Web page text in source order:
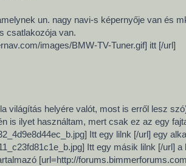
un. nagy navi-s képernyője van és
csatlakozója van.
images/BMW-TV-Tuner.gif] itt [/url]
világítás helyére valót, most is erről lesz
is ilyet használtam, mert csak ez az egy
Itt egy lilnk [/url] egy
Itt egy másik lilnk [/url]
[url=http://